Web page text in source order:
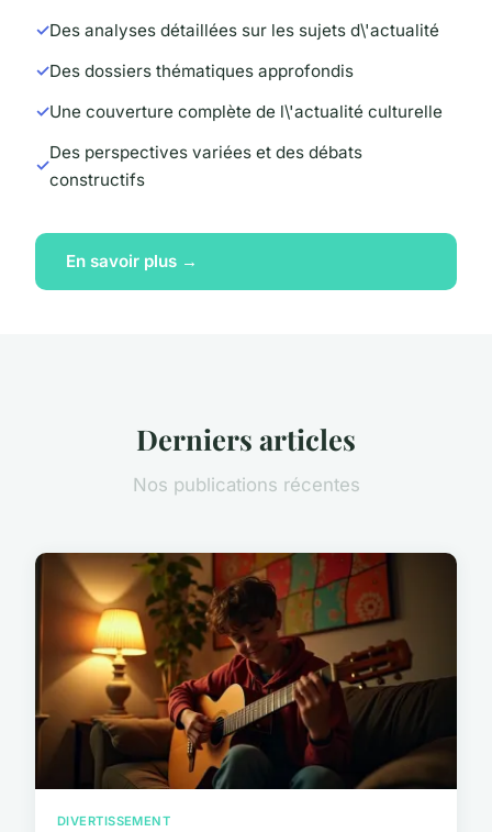
Des analyses détaillées sur les sujets d\'actualité
Des dossiers thématiques approfondis
Une couverture complète de l\'actualité culturelle
Des perspectives variées et des débats
constructifs
En savoir plus →
Derniers articles
Nos publications récentes
DIVERTISSEMENT